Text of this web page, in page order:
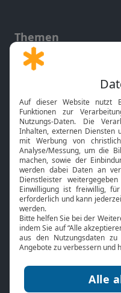
Themen
Gott und Bibel erklärt
Neuigkeiten
Bibel TV
Über uns
Jobs
Mediadaten